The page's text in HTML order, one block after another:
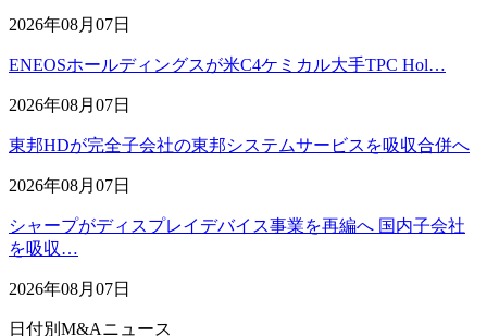
2026年08月07日
ENEOSホールディングスが米C4ケミカル大手TPC Hol…
2026年08月07日
東邦HDが完全子会社の東邦システムサービスを吸収合併へ
2026年08月07日
シャープがディスプレイデバイス事業を再編へ 国内子会社
を吸収…
2026年08月07日
日付別M&Aニュース